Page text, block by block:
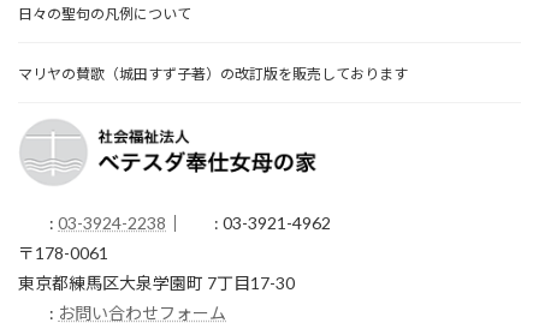
日々の聖句の凡例について
マリヤの賛歌（城田すず子著）の改訂版を販売しております
:03-3924-2238
: 03-3921-4962
〒178-0061
東京都練馬区大泉学園町 7丁目17-30
: お問い合わせフォーム